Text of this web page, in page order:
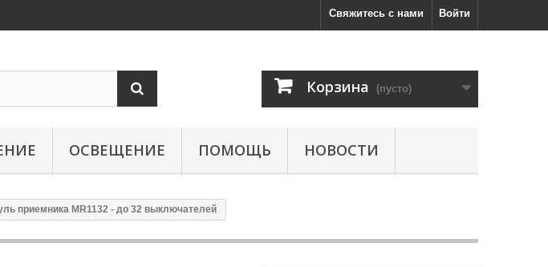
Войти
Свяжитесь с нами
Корзина (пусто)
ОСВЕЩЕНИЕ ПОМОЩЬ НОВОСТИ
приемника МR1132 - до 32 выключателей